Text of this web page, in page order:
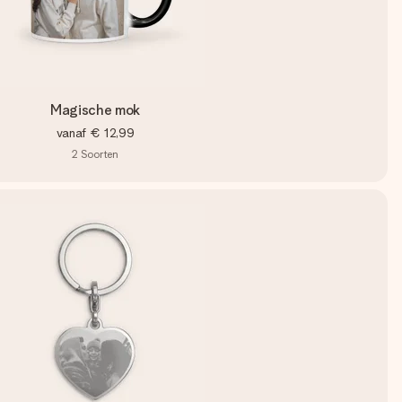
Magische mok
vanaf € 12,99
2 Soorten